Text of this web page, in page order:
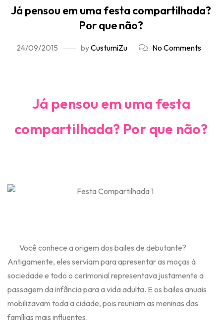
Já pensou em uma festa compartilhada?
Por que não?
24/09/2015 byCustumiZu No Comments
Já pensou em uma festa
compartilhada? Por que não?
Você conhece a origem dos bailes de debutante?
Antigamente, eles serviam para apresentar as moças à
sociedade e todo o cerimonial representava justamente a
passagem da infância para a vida adulta. E os bailes anuais
mobilizavam toda a cidade, pois reuniam as meninas das
famílias mais influentes.